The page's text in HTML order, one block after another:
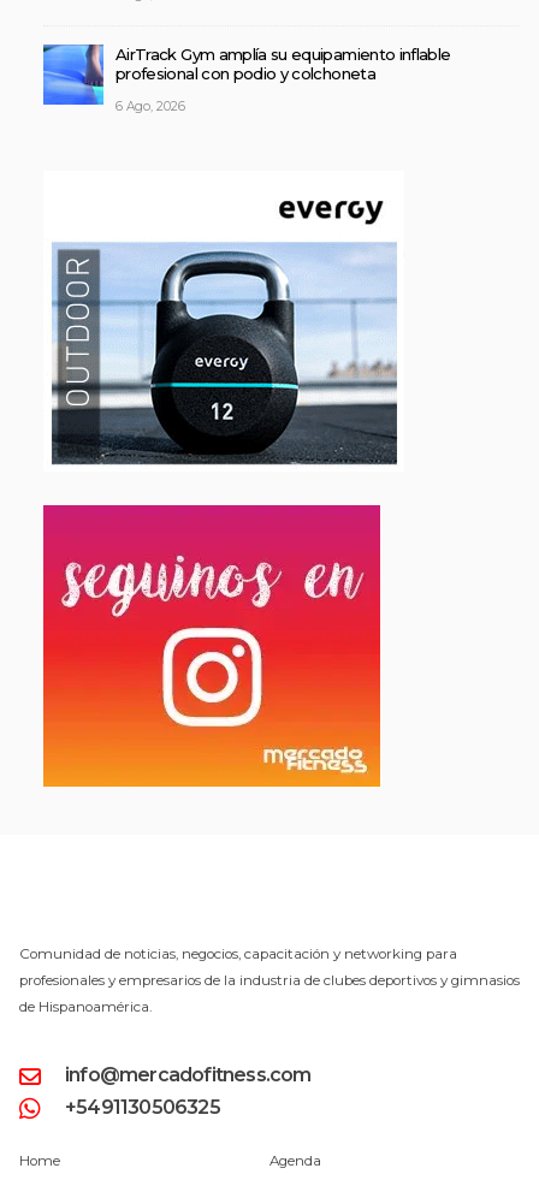
AirTrack Gym amplía su equipamiento inflable
profesional con podio y colchoneta
6 Ago, 2026
Comunidad de noticias, negocios, capacitación y networking para
profesionales y empresarios de la industria de clubes deportivos y gimnasios
de Hispanoamérica.
info@mercadofitness.com
+5491130506325
Home Agenda